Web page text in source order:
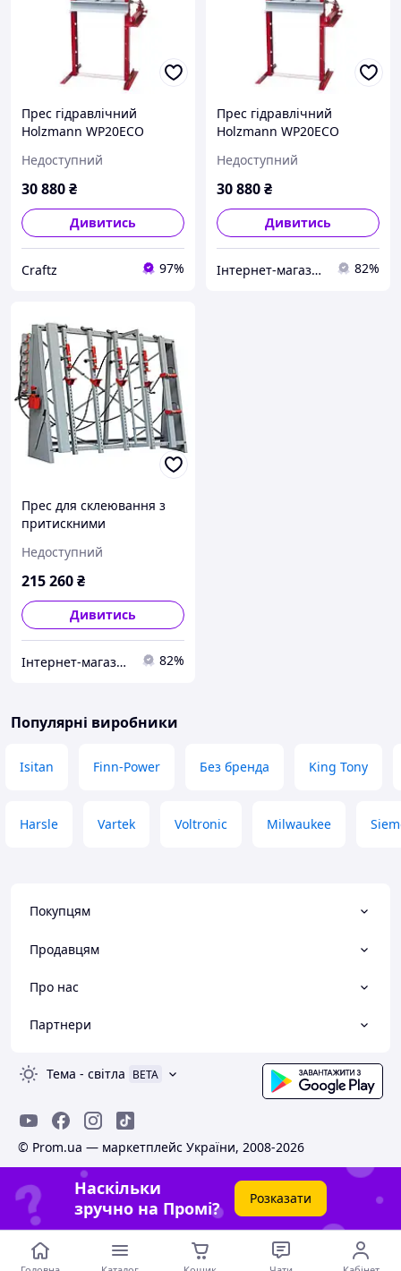
Прес гідравлічний
Holzmann WP20ECO
Недоступний
30 880₴
Дивитись
Craftz 97%
Прес гідравлічний
Holzmann WP20ECO
Недоступний
30 880₴
Дивитись
Інтернет-магазин ToolX 82%
Прес для склеювання з
притискними
конструкції Holzmann
VSTR 3000
Недоступний
215 260₴
Дивитись
Інтернет-магазин ToolX 82%
Популярні виробники
Isitan Finn-Power Без бренда King Tony
Harsle Vartek Voltronic Milwaukee
Покупцям
Продавцям
Про нас
Партнери
Тема - світла BETA
© Prom.ua — маркетплейс України, 2008-2026
Наскільки
зручно на Промі?
Розказати